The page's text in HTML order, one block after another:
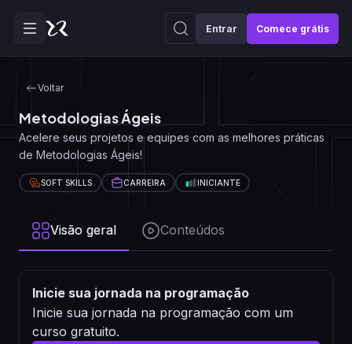
Entrar Comece grátis
Voltar
Metodologias Ágeis
Acelere seus projetos e equipes com as melhores práticas
de Metodologias Ágeis!
SOFT SKILLS CARREIRA INICIANTE
Visão geral Conteúdos
Inicie sua jornada na programação
Inicie sua jornada na programação com um
curso gratuito.